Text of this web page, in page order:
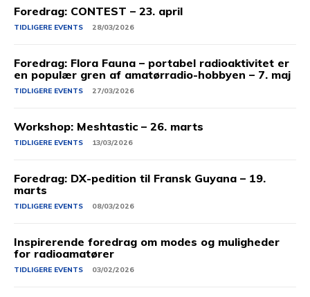
Foredrag: CONTEST – 23. april
TIDLIGERE EVENTS 28/03/2026
Foredrag: Flora Fauna – portabel radioaktivitet er
en populær gren af amatørradio-hobbyen – 7. maj
TIDLIGERE EVENTS 27/03/2026
Workshop: Meshtastic – 26. marts
TIDLIGERE EVENTS 13/03/2026
Foredrag: DX-pedition til Fransk Guyana – 19.
marts
TIDLIGERE EVENTS 08/03/2026
Inspirerende foredrag om modes og muligheder
for radioamatører
TIDLIGERE EVENTS 03/02/2026